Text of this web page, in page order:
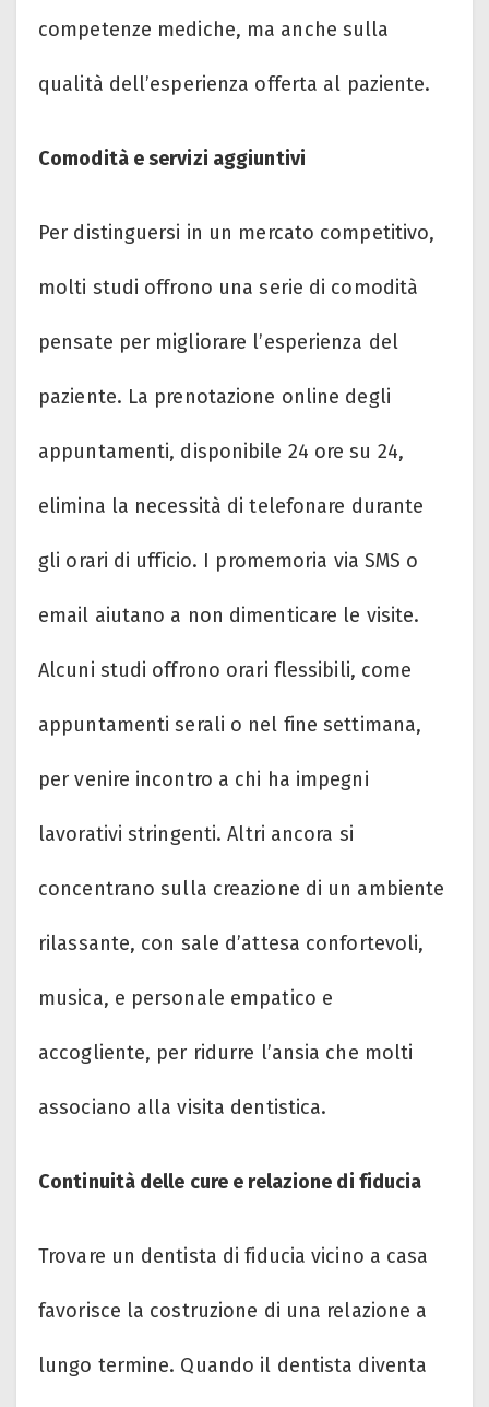
competenze mediche, ma anche sulla
qualità dell’esperienza offerta al paziente.
Comodità e servizi aggiuntivi
Per distinguersi in un mercato competitivo,
molti studi offrono una serie di comodità
pensate per migliorare l’esperienza del
paziente. La prenotazione online degli
appuntamenti, disponibile 24 ore su 24,
elimina la necessità di telefonare durante
gli orari di ufficio. I promemoria via SMS o
email aiutano a non dimenticare le visite.
Alcuni studi offrono orari flessibili, come
appuntamenti serali o nel fine settimana,
per venire incontro a chi ha impegni
lavorativi stringenti. Altri ancora si
concentrano sulla creazione di un ambiente
rilassante, con sale d’attesa confortevoli,
musica, e personale empatico e
accogliente, per ridurre l’ansia che molti
associano alla visita dentistica.
Continuità delle cure e relazione di fiducia
Trovare un dentista di fiducia vicino a casa
favorisce la costruzione di una relazione a
lungo termine. Quando il dentista diventa